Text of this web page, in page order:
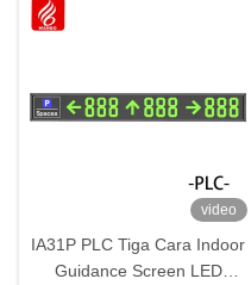
video
IA31P PLC Tiga Cara Indoor
Guidance Screen LED